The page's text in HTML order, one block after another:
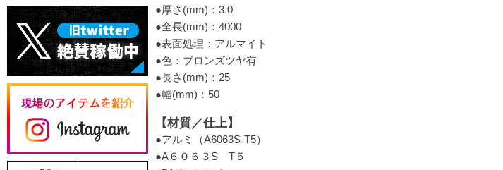
●厚さ(mm)：3.0
●全長(mm)：4000
●表面処理：アルマイト
●色：ブロンズツヤ有
●長さ(mm)：25
●幅(mm)：50
【材質／仕上】
●アルミ（A6063S-T5）
●A６０６３S T５